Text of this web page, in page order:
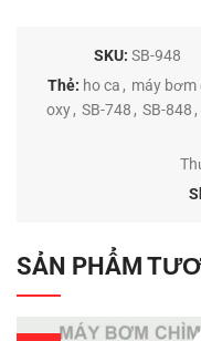
SKU: SB-948
Thẻ: ho ca , máy bơm
oxy , SB-748 , SB-848 ,
SẢN PHẨM